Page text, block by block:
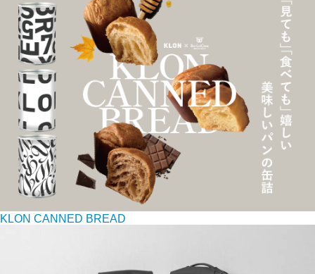
KLON CANNED BREAD